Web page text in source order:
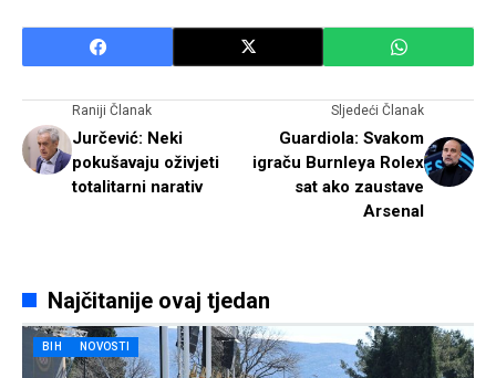
Raniji Članak
Jurčević: Neki
pokušavaju oživjeti
totalitarni narativ
Sljedeći Članak
Guardiola: Svakom
igraču Burnleya Rolex
sat ako zaustave
Arsenal
Najčitanije ovaj tjedan
BIH NOVOSTI